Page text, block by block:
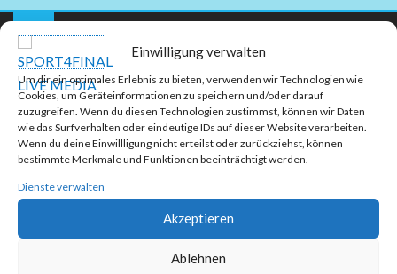
Einwilligung verwalten
Um dir ein optimales Erlebnis zu bieten, verwenden wir Technologien wie
Cookies, um Geräteinformationen zu speichern und/oder darauf
zuzugreifen. Wenn du diesen Technologien zustimmst, können wir Daten
wie das Surfverhalten oder eindeutige IDs auf dieser Website verarbeiten.
Wenn du deine Einwillligung nicht erteilst oder zurückziehst, können
bestimmte Merkmale und Funktionen beeinträchtigt werden.
Dienste verwalten
Akzeptieren
Ablehnen